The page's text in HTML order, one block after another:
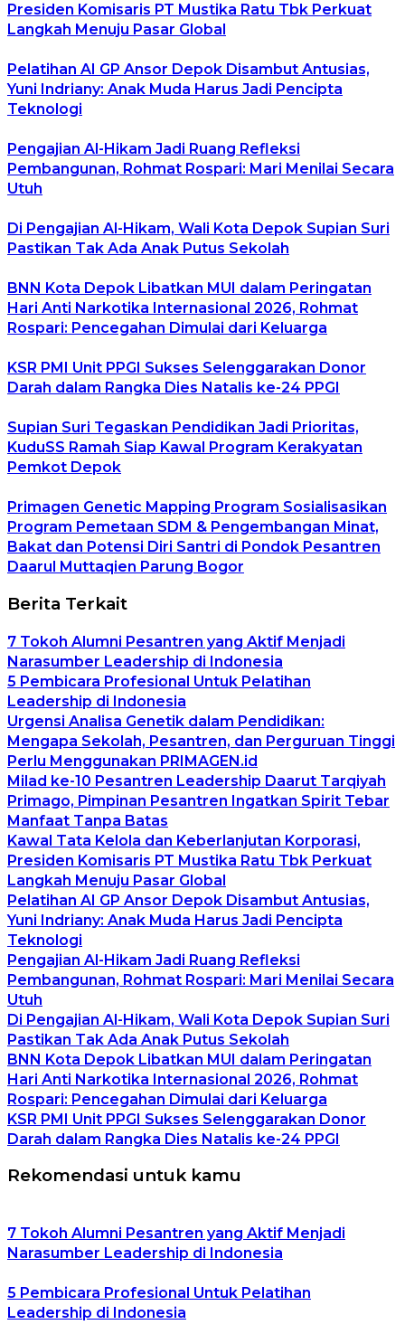
Presiden Komisaris PT Mustika Ratu Tbk Perkuat
Langkah Menuju Pasar Global
Pelatihan AI GP Ansor Depok Disambut Antusias,
Yuni Indriany: Anak Muda Harus Jadi Pencipta
Teknologi
Pengajian Al-Hikam Jadi Ruang Refleksi
Pembangunan, Rohmat Rospari: Mari Menilai Secara
Utuh
Di Pengajian Al-Hikam, Wali Kota Depok Supian Suri
Pastikan Tak Ada Anak Putus Sekolah
BNN Kota Depok Libatkan MUI dalam Peringatan
Hari Anti Narkotika Internasional 2026, Rohmat
Rospari: Pencegahan Dimulai dari Keluarga
KSR PMI Unit PPGI Sukses Selenggarakan Donor
Darah dalam Rangka Dies Natalis ke-24 PPGI
Supian Suri Tegaskan Pendidikan Jadi Prioritas,
KuduSS Ramah Siap Kawal Program Kerakyatan
Pemkot Depok
Primagen Genetic Mapping Program Sosialisasikan
Program Pemetaan SDM & Pengembangan Minat,
Bakat dan Potensi Diri Santri di Pondok Pesantren
Daarul Muttaqien Parung Bogor
Berita Terkait
7 Tokoh Alumni Pesantren yang Aktif Menjadi
Narasumber Leadership di Indonesia
5 Pembicara Profesional Untuk Pelatihan
Leadership di Indonesia
Urgensi Analisa Genetik dalam Pendidikan:
Mengapa Sekolah, Pesantren, dan Perguruan Tinggi
Perlu Menggunakan PRIMAGEN.id
Milad ke-10 Pesantren Leadership Daarut Tarqiyah
Primago, Pimpinan Pesantren Ingatkan Spirit Tebar
Manfaat Tanpa Batas
Kawal Tata Kelola dan Keberlanjutan Korporasi,
Presiden Komisaris PT Mustika Ratu Tbk Perkuat
Langkah Menuju Pasar Global
Pelatihan AI GP Ansor Depok Disambut Antusias,
Yuni Indriany: Anak Muda Harus Jadi Pencipta
Teknologi
Pengajian Al-Hikam Jadi Ruang Refleksi
Pembangunan, Rohmat Rospari: Mari Menilai Secara
Utuh
Di Pengajian Al-Hikam, Wali Kota Depok Supian Suri
Pastikan Tak Ada Anak Putus Sekolah
BNN Kota Depok Libatkan MUI dalam Peringatan
Hari Anti Narkotika Internasional 2026, Rohmat
Rospari: Pencegahan Dimulai dari Keluarga
KSR PMI Unit PPGI Sukses Selenggarakan Donor
Darah dalam Rangka Dies Natalis ke-24 PPGI
Rekomendasi untuk kamu
7 Tokoh Alumni Pesantren yang Aktif Menjadi
Narasumber Leadership di Indonesia
5 Pembicara Profesional Untuk Pelatihan
Leadership di Indonesia